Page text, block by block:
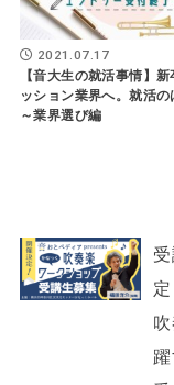
2021.07.17
【音大生の就活事情】
ッション業界へ。就活の
～業界選び編